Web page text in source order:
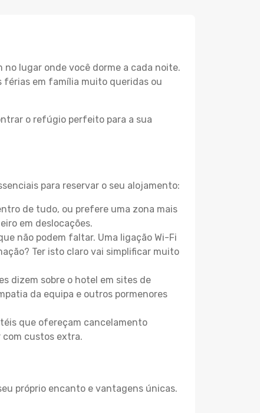
no lugar onde você dorme a cada noite.
férias em família muito queridas ou
o refúgio perfeito para a sua
para reservar o seu alojamento:
de tudo, ou prefere uma zona mais
em deslocações.
não podem faltar. Uma ligação Wi-Fi
Ter isto claro vai simplificar muito
dizem sobre o hotel em sites de
da equipa e outros pormenores
que ofereçam cancelamento
com custos extra.
próprio encanto e vantagens únicas.